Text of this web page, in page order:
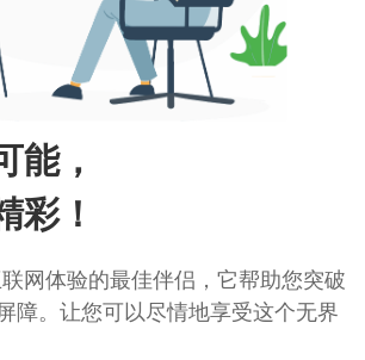
能，
彩！
网体验的最佳伴侣，它帮助您突破
障。让您可以尽情地享受这个无界